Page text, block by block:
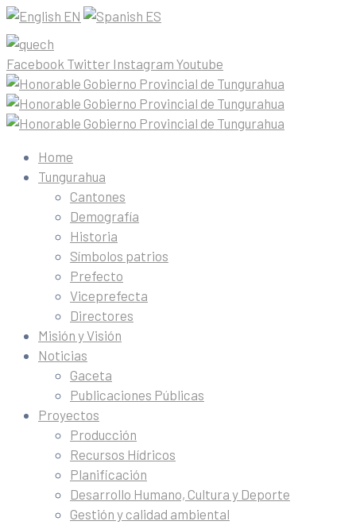
EN ES
Facebook Twitter Instagram Youtube
Home
Tungurahua
Cantones
Demografía
Historia
Símbolos patrios
Prefecto
Viceprefecta
Directores
Misión y Visión
Noticias
Gaceta
Publicaciones Públicas
Proyectos
Producción
Recursos Hídricos
Planificación
Desarrollo Humano, Cultura y Deporte
Gestión y calidad ambiental